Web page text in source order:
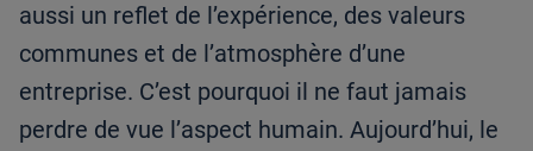
aussi un reflet de l’expérience, des valeurs
communes et de l’atmosphère d’une
entreprise. C’est pourquoi il ne faut jamais
perdre de vue l’aspect humain. Aujourd’hui, le